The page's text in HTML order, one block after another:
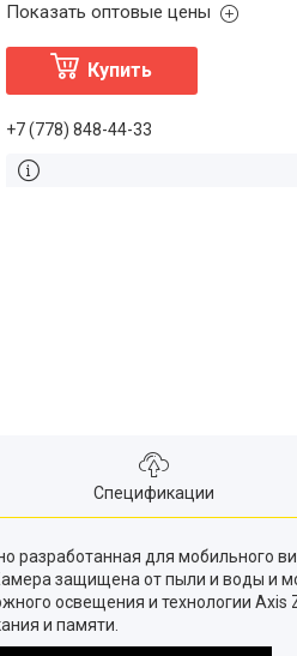
Показать оптовые цены
Купить
+7 (778) 848-44-33
Спецификации
разработанная для мобильного
защищена от пыли и воды и
освещения и технологии Axis
и памяти.